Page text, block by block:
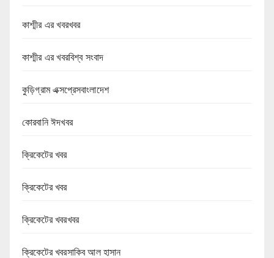
কাশ্মীর এর খবরখবর
কাশ্মীর এর খবরবিশ্ব সংবাদ
কুড়িগ্রাম এক্সপ্রেসবাংলাদেশ
কোরবানি ঈদখবর
ক্রিকেটের খবর
ক্রিকেটের খবর
ক্রিকেটের খবরখবর
ক্রিকেটের খবরসাকিব আল হাসান